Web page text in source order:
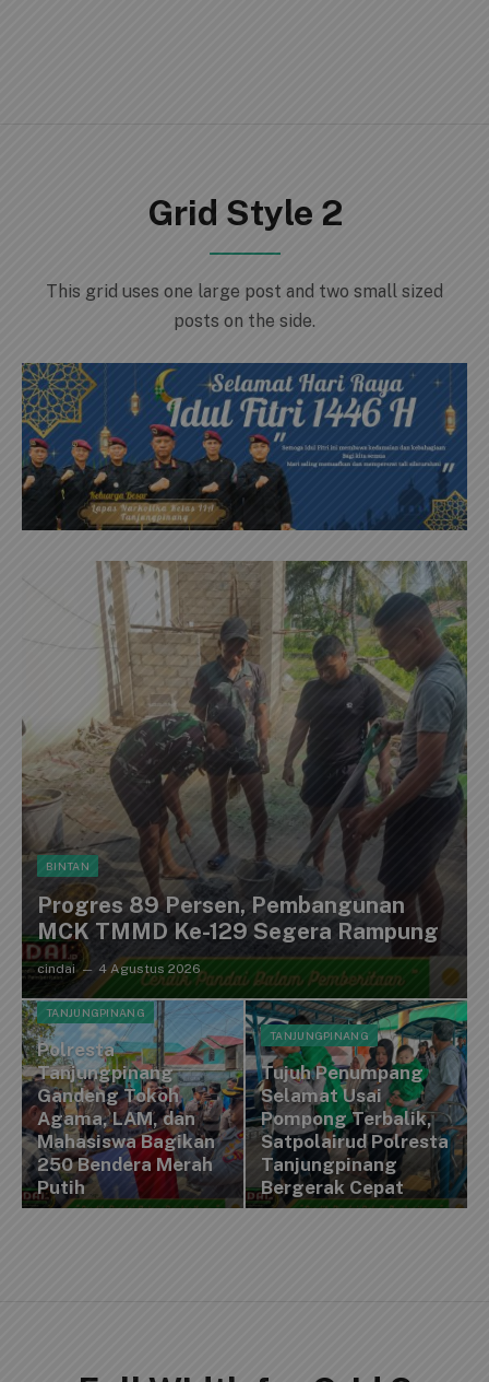
Grid Style 2
This grid uses one large post and two small sized
posts on the side.
BINTAN
Progres 89 Persen, Pembangunan
MCK TMMD Ke-129 Segera Rampung
cindai 4 Agustus 2026
TANJUNGPINANG
Polresta
Tanjungpinang
Gandeng Tokoh
Agama, LAM, dan
Mahasiswa Bagikan
250 Bendera Merah
Putih
TANJUNGPINANG
Tujuh Penumpang
Selamat Usai
Pompong Terbalik,
Satpolairud Polresta
Tanjungpinang
Bergerak Cepat